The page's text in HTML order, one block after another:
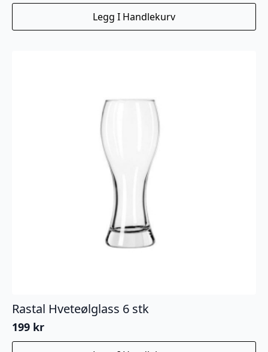
Legg I Handlekurv
Rastal Hveteølglass 6 stk
199 kr